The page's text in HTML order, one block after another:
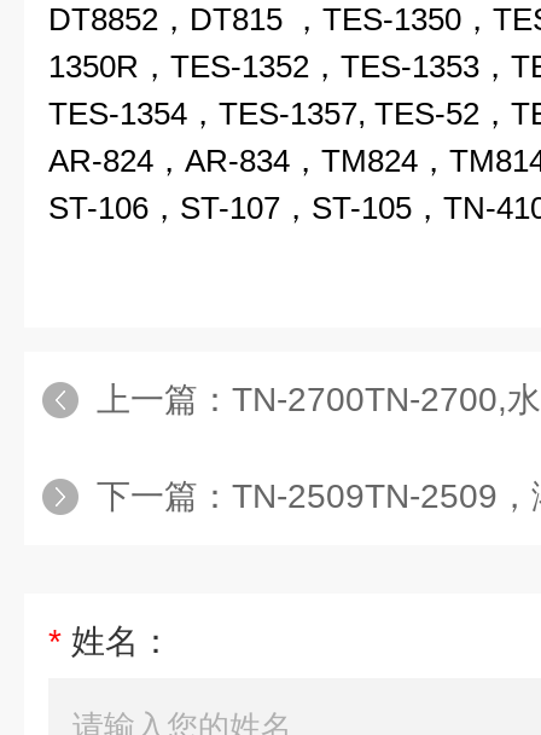
DT8852，DT815 ，TES-1350，
1350R，TES-1352，TES-1353，
TES-1354，TES-1357, TES-52，
AR-824，AR-834，TM824，
ST-106，ST-107，ST-105，TN-
上一篇： TN-2700TN-2700,水
下一篇： TN-2509TN-2509
* 姓名：